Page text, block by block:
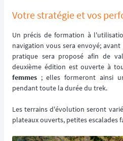
Votre stratégie et vos
Un précis de formation à
navigation vous sera envoyé;
pratique sera proposé afin de
deuxième édition est ouverte à
femmes ; elles formeront ainsi
pendant toute la durée du trek.
Les terrains d'évolution seront
plateaux ouverts, petites escalades